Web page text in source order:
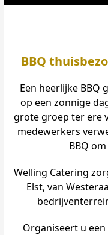
BBQ
Een heerlijke BBQ
op een zonnige
grote groep ter ere
medewerkers
BBQ
Welling Catering
Elst, van
Organiseert u